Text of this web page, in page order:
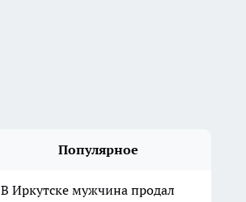
Популярное
В Иркутске мужчина продал